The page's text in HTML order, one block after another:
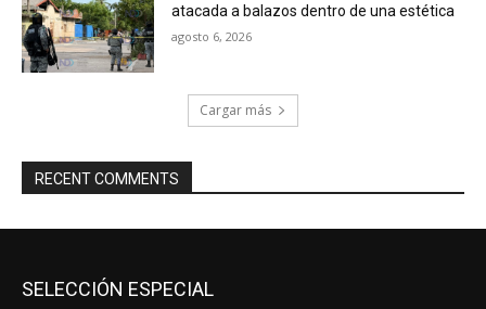
atacada a balazos dentro de una estética
agosto 6, 2026
Cargar más
RECENT COMMENTS
SELECCIÓN ESPECIAL